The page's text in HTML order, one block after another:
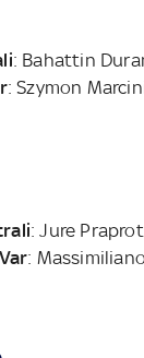
: Bahattin
: Szymon
: Jure
Var: